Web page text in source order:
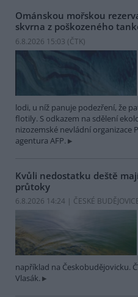
Ománskou mořskou
skvrna z poškozeného
6.8.2026 15:03 (ČTK)
lodi, u níž panuje podezření, že
flotily. S odkazem na sdělení
nizozemské nevládní organizace
agentura AFP.
Kvůli nedostatku deště
průtoky
6.8.2026 14:24 | ČESKÉ
například na Českobudějovicku.
Vlasák.